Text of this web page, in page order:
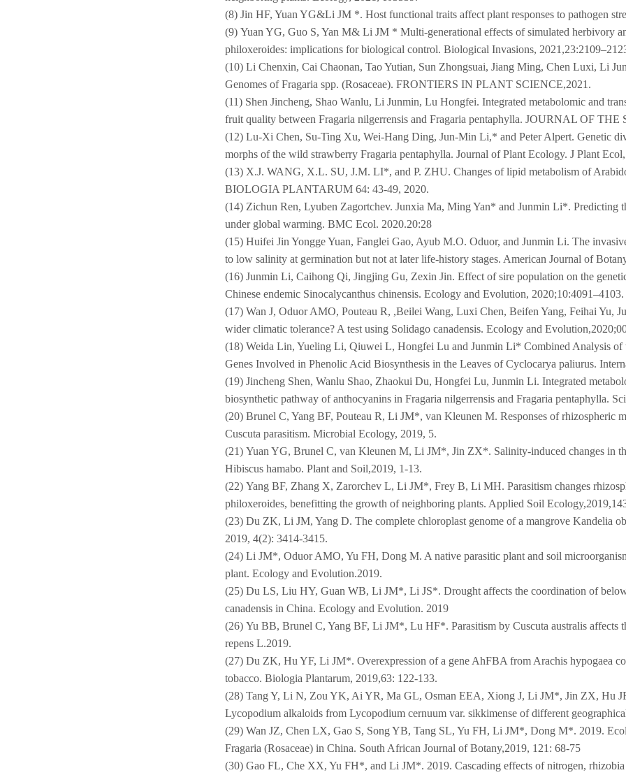
(8) Jin HF, Yuan YG&Li JM *. Host functional traits affect plant responses to pathogen
(9) Yuan YG, Guo S, Yan M& Li JM * Multi-generational effects of simulated herbivory
philoxeroides: implications for biological control. Biological Invasions,
(10) Li Chenxin, Cai Chaonan, Tao Yutian, Sun Zhongsuai, Jiang Ming, Chen Luxi, Li
Genomes of Fragaria spp. (Rosaceae). FRONTIERS IN PLANT SCIENCE,2021.
(11) Shen Jincheng, Shao Wanlu, Li Junmin, Lu Hongfei. Integrated metabolomic and
fruit quality between Fragaria nilgerrensis and Fragaria pentaphylla. JOURNAL OF
(12) Lu-Xi Chen, Su-Ting Xu, Wei-Hang Ding, Jun-Min Li,* and Peter Alpert. Genetic
morphs of the wild strawberry Fragaria pentaphylla. Journal of Plant Ecology. J Plant
(13) X.J. WANG, X.L. SU, J.M. LI*, and P. ZHU. Changes of lipid metabolism of
BIOLOGIA PLANTARUM 64: 43-49, 2020.
(14) Zichun Ren, Lyuben Zagortchev. Junxia Ma, Ming Yan* and Junmin Li*. Predicting
under global warming. BMC Ecol. 2020.20:28
(15) Huifei Jin Yongge Yuan, Fanglei Gao, Ayub M.O. Oduor, and Junmin Li. The
to low salinity at germination but not at later life-history stages. American Journal of
(16) Junmin Li, Caihong Qi, Jingjing Gu, Zexin Jin. Effect of sire population on the
Chinese endemic Sinocalycanthus chinensis. Ecology and Evolution, 2020;10:4091–4103.
(17) Wan J, Oduor AMO, Pouteau R, ,Beilei Wang, Luxi Chen, Beifen Yang, Feihai Yu,
wider climatic tolerance? A test using Solidago canadensis. Ecology and
(18) Weida Lin, Yueling Li, Qiuwei L, Hongfei Lu and Junmin Li* Combined Analysis of
Genes Involved in Phenolic Acid Biosynthesis in the Leaves of Cyclocarya paliurus.
(19) Jincheng Shen, Wanlu Shao, Zhaokui Du, Hongfei Lu, Junmin Li. Integrated
biosynthetic pathway of anthocyanins in Fragaria nilgerrensis and Fragaria pentaphylla.
(20) Brunel C, Yang BF, Pouteau R, Li JM*, van Kleunen M. Responses of rhizospheric
Cuscuta parasitism. Microbial Ecology, 2019, 5.
(21) Yuan YG, Brunel C, van Kleunen M, Li JM*, Jin ZX*. Salinity-induced changes in
Hibiscus hamabo. Plant and Soil,2019, 1-13.
(22) Yang BF, Zhang X, Zarorchev L, Li JM*, Frey B, Li MH. Parasitism changes
philoxeroides, benefitting the growth of neighboring plants. Applied Soil
(23) Du ZK, Li JM, Yang D. The complete chloroplast genome of a mangrove Kandelia
2019, 4(2): 3414-3415.
(24) Li JM*, Oduor AMO, Yu FH, Dong M. A native parasitic plant and soil
plant. Ecology and Evolution.2019.
(25) Du LS, Liu HY, Guan WB, Li JM*, Li JS*. Drought affects the coordination of
canadensis in China. Ecology and Evolution. 2019
(26) Yu BB, Brunel C, Yang BF, Li JM*, Lu HF*. Parasitism by Cuscuta australis affects
repens L.2019.
(27) Du ZK, Hu YF, Li JM*. Overexpression of a gene AhFBA from Arachis hypogaea
tobacco. Biologia Plantarum, 2019,63: 122-133.
(28) Tang Y, Li N, Zou YK, Ai YR, Ma GL, Osman EEA, Xiong J, Li JM*, Jin ZX, Hu
Lycopodium alkaloids from Lycopodium cernuum var. sikkimense of different
(29) Wan JZ, Chen LX, Gao S, Song YB, Tang SL, Yu FH, Li JM*, Dong M*. 2019.
Fragaria (Rosaceae) in China. South African Journal of Botany,2019, 121: 68-75
(30) Gao FL, Che XX, Yu FH*, and Li JM*. 2019. Cascading effects of nitrogen,